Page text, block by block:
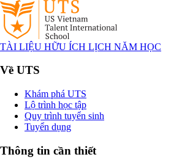
TÀI LIỆU HỮU ÍCH LỊCH NĂM HỌC
Về UTS
Khám phá UTS
Lộ trình học tập
Quy trình tuyển sinh
Tuyển dụng
Thông tin cần thiết